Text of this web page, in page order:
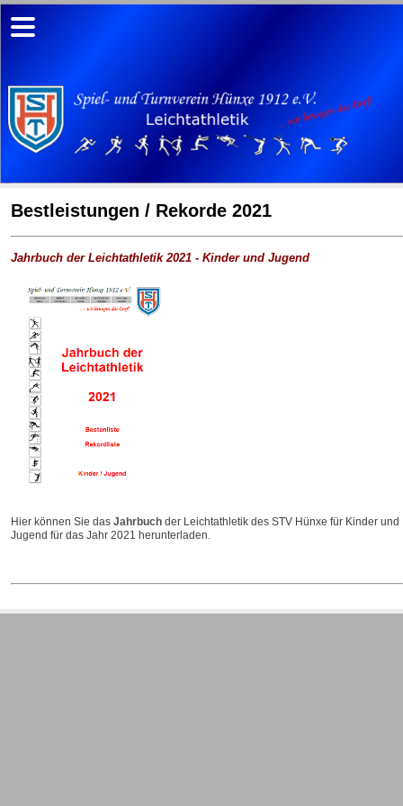
Bestleistungen / Rekorde 2021
Jahrbuch der Leichtathletik 2021 - Kinder und Jugend
Hier können Sie das Jahrbuch der Leichtathletik des STV Hünxe für Kinder und
Jugend für das Jahr 2021 herunterladen.